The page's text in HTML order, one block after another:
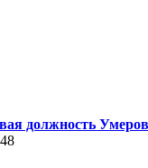
должность